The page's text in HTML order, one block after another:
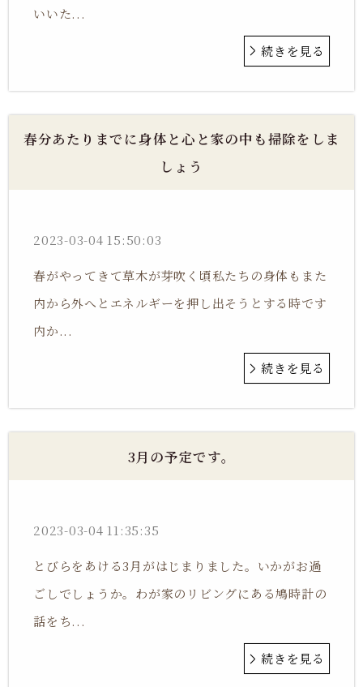
いいた...
続きを見る
春分あたりまでに身体と心と家の中も掃除をしま
しょう
2023-03-04 15:50:03
春がやってきて草木が芽吹く頃私たちの身体もまた
内から外へとエネルギーを押し出そうとする時です
内か...
続きを見る
3月の予定です。
2023-03-04 11:35:35
とびらをあける3月がはじまりました。いかがお過
ごしでしょうか。わが家のリビングにある鳩時計の
話をち...
続きを見る